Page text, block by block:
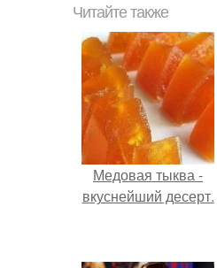
Читайте также
Медовая тыква -
вкуснейший десерт.